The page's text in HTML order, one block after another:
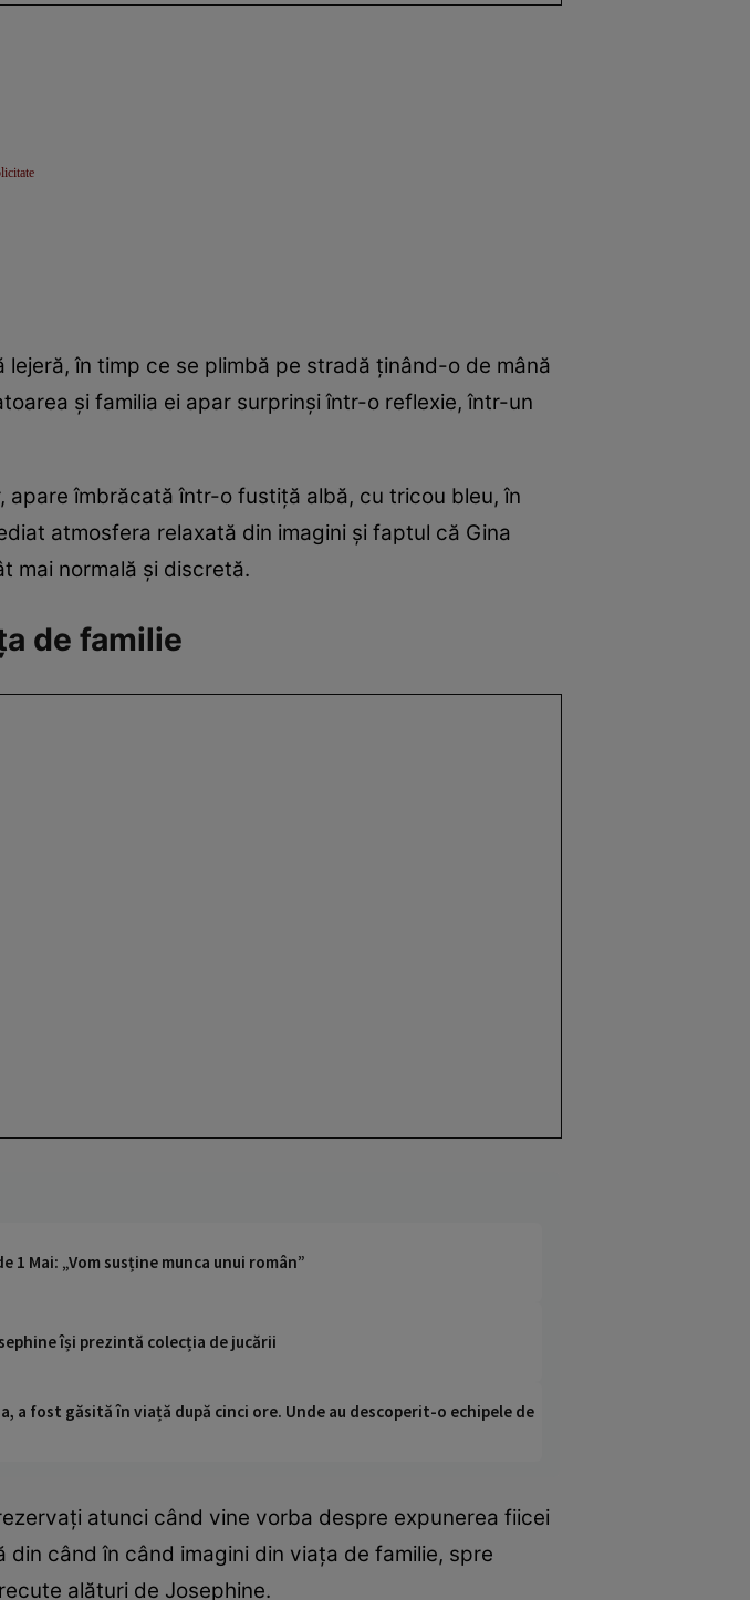
în timp ce se plimbă pe stradă ținând-o de mână
și familia ei apar surprinși într-o reflexie, într-un
îmbrăcată într-o fustiță albă, cu tricou bleu, în
atmosfera relaxată din imagini și faptul că Gina
mai normală și discretă.
de familie
Mai: „Vom susține munca unui român”
își prezintă colecția de jucării
a fost găsită în viață după cinci ore. Unde au descoperit-o echipele de
atunci când vine vorba despre expunerea fiicei
când în când imagini din viața de familie, spre
alături de Josephine.